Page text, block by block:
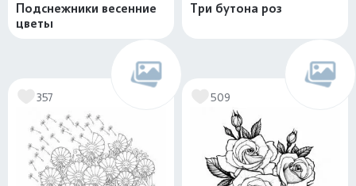
Подснежники весенние
цветы
Три бутона роз
357 509